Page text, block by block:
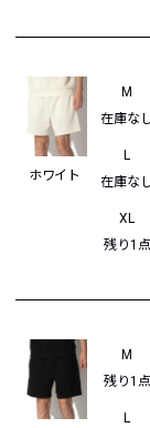
ホワイト
M
在庫な
L
在庫な
XL
残り1点
M
残り1点
L